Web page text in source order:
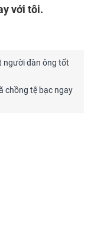
với tôi.
người đàn ông tốt
chồng tệ bạc ngay